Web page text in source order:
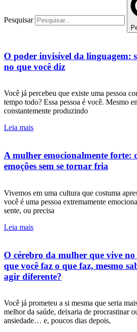
Pesquisar
O poder invisível da linguagem:
no que você diz
Você já percebeu que existe uma pessoa
tempo todo? Essa pessoa é você. Mesmo
constantemente produzindo
Leia mais
A mulher emocionalmente forte:
emoções sem se tornar fria
Vivemos em uma cultura que costuma
você é uma pessoa extremamente
sente, ou precisa
Leia mais
O cérebro da mulher que vive
que você faz o que faz, mesmo
agir diferente?
Você já prometeu a si mesma que seria
melhor da saúde, deixaria de procrastinar
ansiedade… e, poucos dias depois,